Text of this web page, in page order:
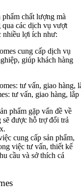
chất lượng mà
các dịch vụ vượt
nhiều lợi ích như:
cung cấp dịch vụ
giúp khách hàng
tư vấn, giao hàng,
phẩm gặp vấn đề về
được hỗ trợ đổi trả
cung cấp sản phẩm,
việc tư vấn, thiết kế
cầu và sở thích cá